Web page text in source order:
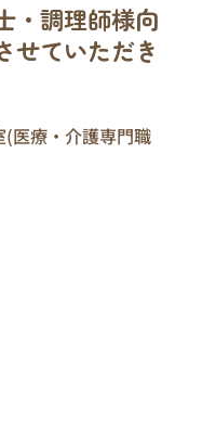
・調理師様向
せていただき
医療・介護専門職